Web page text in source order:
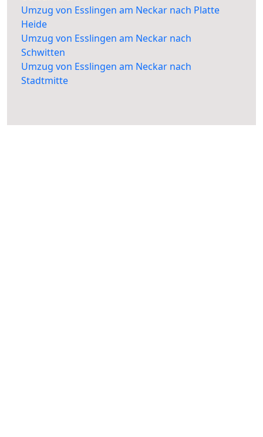
Umzug von Esslingen am Neckar nach Platte
Heide
Umzug von Esslingen am Neckar nach
Schwitten
Umzug von Esslingen am Neckar nach
Stadtmitte